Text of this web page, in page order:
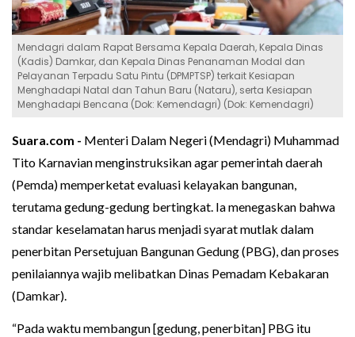
Mendagri dalam Rapat Bersama Kepala Daerah, Kepala Dinas
(Kadis) Damkar, dan Kepala Dinas Penanaman Modal dan
Pelayanan Terpadu Satu Pintu (DPMPTSP) terkait Kesiapan
Menghadapi Natal dan Tahun Baru (Nataru), serta Kesiapan
Menghadapi Bencana (Dok: Kemendagri) (Dok: Kemendagri)
Suara.com - Menteri Dalam Negeri (Mendagri) Muhammad
Tito Karnavian menginstruksikan agar pemerintah daerah
(Pemda) memperketat evaluasi kelayakan bangunan,
terutama gedung-gedung bertingkat. Ia menegaskan bahwa
standar keselamatan harus menjadi syarat mutlak dalam
penerbitan Persetujuan Bangunan Gedung (PBG), dan proses
penilaiannya wajib melibatkan Dinas Pemadam Kebakaran
(Damkar).
“Pada waktu membangun [gedung, penerbitan] PBG itu